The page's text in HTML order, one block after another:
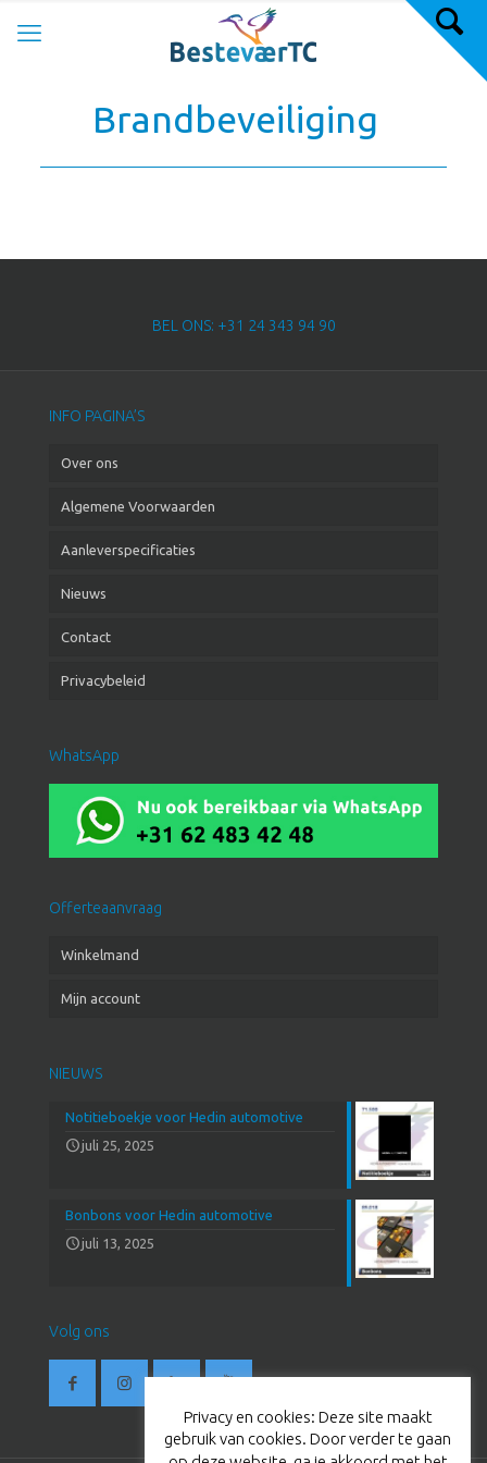
Brandbeveiliging
BEL ONS: +31 24 343 94 90
INFO PAGINA’S
Over ons
Algemene Voorwaarden
Aanleverspecificaties
Nieuws
Contact
Privacybeleid
WhatsApp
Offerteaanvraag
Winkelmand
Mijn account
NIEUWS
Notitieboekje voor Hedin automotive
juli 25, 2025
Bonbons voor Hedin automotive
juli 13, 2025
Volg ons
Privacy en cookies: Deze site maakt
gebruik van cookies. Door verder te gaan